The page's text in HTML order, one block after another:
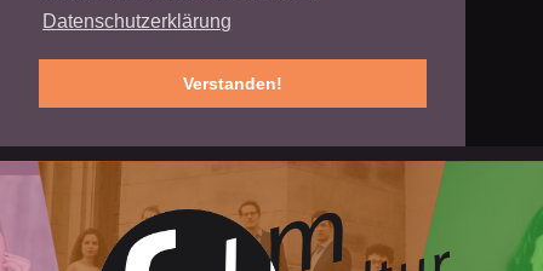
Datenschutzerklärung
Verstanden!